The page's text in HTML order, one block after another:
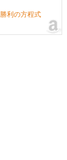
利の方程式